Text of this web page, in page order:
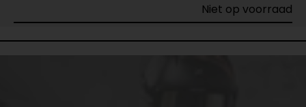
Niet op voorraad